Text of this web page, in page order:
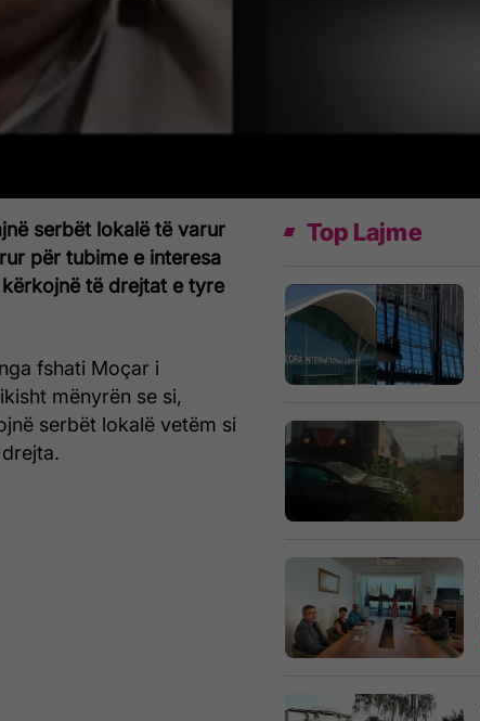
serbët lokalë të varur
për tubime e interesa
të drejtat e tyre
fshati Moçar i
mënyrën se si,
serbët lokalë vetëm si
Top Lajme